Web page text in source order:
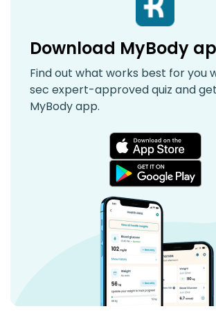
Download MyBody
Find out what works best for you
sec expert-approved quiz and
MyBody app.